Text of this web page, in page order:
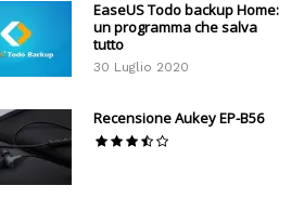
EaseUS Todo backup Home:
un programma che salva
tutto
30 Luglio 2020
Recensione Aukey EP-B56